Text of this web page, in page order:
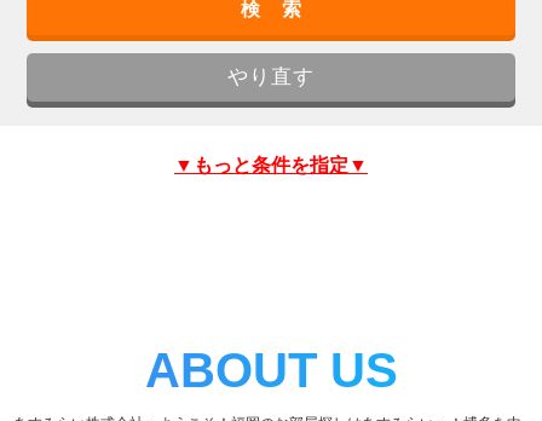
▼もっと条件を指定▼
ABOUT US